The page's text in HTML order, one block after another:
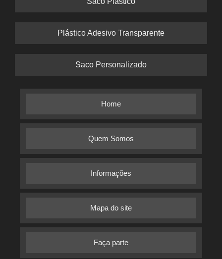
Plástico Adesivo Transparente
Saco Personalizado
Home
Quem Somos
Informações
Mapa do site
Faça parte